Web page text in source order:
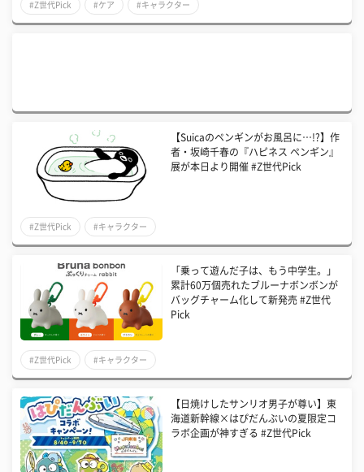
#Z世代Pick #ケア #キャラクター
【Suicaのペンギンがお風呂に…!?】作
者・坂崎千春の『ハピネス ペンギン』
展が本日より開催 #Z世代Pick
#Z世代Pick #キャラクター
「乗って遊んだ子は、もう中学生。」
累計60万個売れたブルーナボンボンが
バッグチャーム化して新発売 #Z世代
Pick
#Z世代Pick #キャラクター
【日焼けしたサンリオ男子が尊い】東
海道新幹線×はぴだんぶいの夏限定コ
ラボ企画が神すぎる #Z世代Pick